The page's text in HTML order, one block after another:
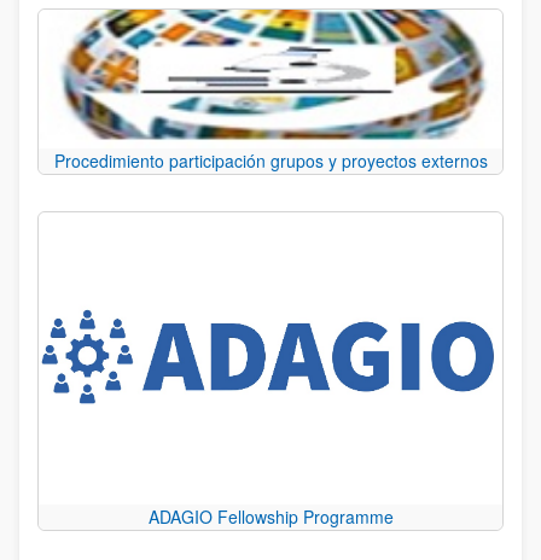
Procedimiento participación grupos y proyectos externos
ADAGIO Fellowship Programme